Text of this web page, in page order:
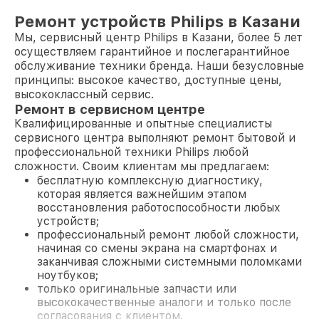
Ремонт устройств Philips в Казани
Мы, сервисный центр Philips в Казани, более 5 лет
осуществляем гарантийное и послегарантийное
обслуживание техники бренда. Наши безусловные
принципы: высокое качество, доступные цены,
высококлассный сервис.
Ремонт в сервисном центре
Квалифицированные и опытные специалисты
сервисного центра выполняют ремонт бытовой и
профессиональной техники Philips любой
сложности. Своим клиентам мы предлагаем:
бесплатную комплексную диагностику,
которая является важнейшим этапом
восстановления работоспособности любых
устройств;
профессиональный ремонт любой сложности,
начиная со смены экрана на смартфонах и
заканчивая сложными системными поломками
ноутбуков;
только оригинальные запчасти или
высококачественные аналоги и только после
согласования с клиентом.